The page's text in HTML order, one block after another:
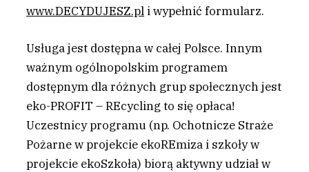
www.DECYDUJESZ.pl i wypełnić formularz.
Usługa jest dostępna w całej Polsce. Innym
ważnym ogólnopolskim programem
dostępnym dla różnych grup społecznych jest
eko-PROFIT – REcycling to się opłaca!
Uczestnicy programu (np. Ochotnicze Straże
Pożarne w projekcie ekoREmiza i szkoły w
projekcie ekoSzkoła) biorą aktywny udział w